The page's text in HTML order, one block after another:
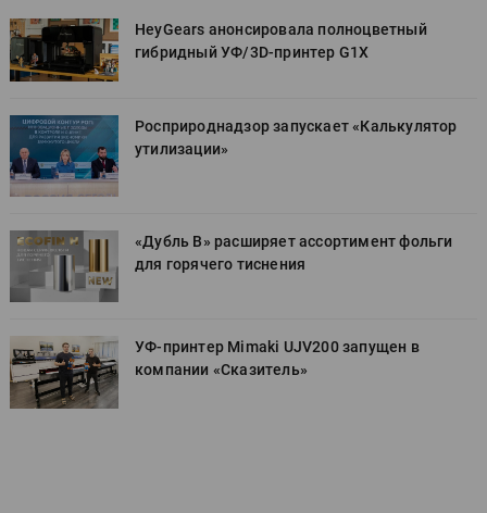
HeyGears анонсировала полноцветный
гибридный УФ/3D-принтер G1X
Росприроднадзор запускает «Калькулятор
утилизации»
«Дубль В» расширяет ассортимент фольги
для горячего тиснения
УФ-принтер Mimaki UJV200 запущен в
компании «Сказитель»